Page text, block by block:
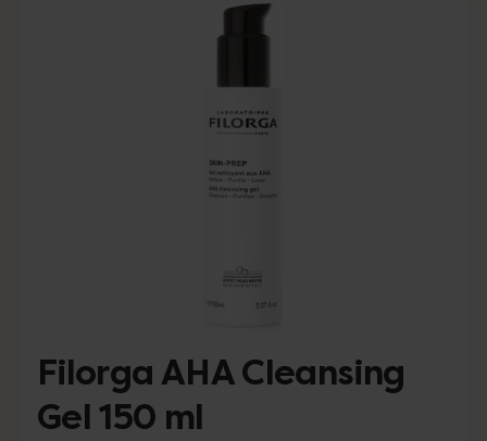
Lista: . Innehåller 1 objekt.
Filorga AHA Cleansing
Gel 150 ml